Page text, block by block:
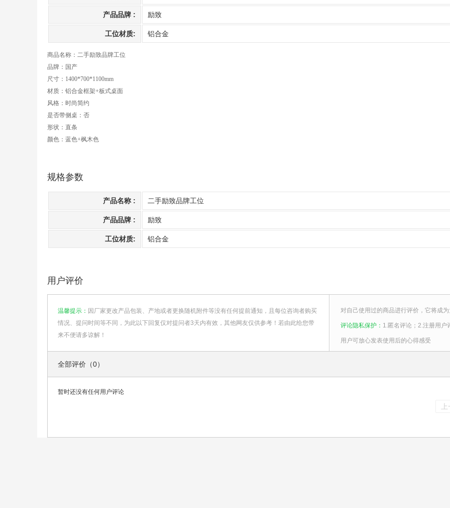
产品品牌 : 励致
工位材质: 铝合金
商品名称：二手励致品牌工位
品牌： 国产
尺寸：1400*700*1100mm
材质：铝合金框架+板式桌面
风格：时尚简约
是否带侧桌：否
形状：直条
颜色：蓝色+枫木色
规格参数
产品名称 : 二手励致品牌工位
产品品牌 : 励致
工位材质: 铝合金
用户评价
温馨提示： 因厂家更改产品包装、产地或者更换随机附件等没有任何提前通知，且每位咨询者购买
情况、提问时间等不同，为此以下回复仅对提问者3天内有效，其他网友仅供参考！若由此给您带
来不便请多谅解！
对自己使用过的商品进行评价，它将成
评论隐私保护： 1.匿名评论；2.注册用户
用户可放心发表使用后的心得感受
全部评价（0）
暂时还没有任何用户评论